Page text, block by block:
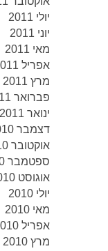
יולי 2011
יוני 2011
מאי 2011
אפריל 2011
מרץ 2011
פברואר 2011
ינואר 2011
דצמבר 2010
אוקטובר 2010
ספטמבר 2010
אוגוסט 2010
יולי 2010
מאי 2010
אפריל 2010
מרץ 2010